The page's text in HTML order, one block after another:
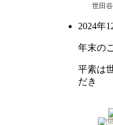
世田